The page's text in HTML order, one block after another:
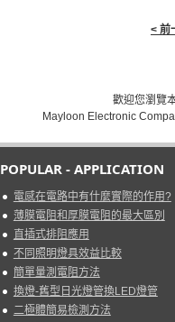
< 前
歡迎您瀏覽
Mayloon Electronic
POPULAR - APPLICATION
電感在電路中有什麼實際的作用?
薄膜電阻和厚膜電阻的最大區別
直插式排阻應用
不同照明燈具效益比較
簡單量測電阻方法
換燈-舊型日光燈管換LED燈管
二極體簡易檢測方法